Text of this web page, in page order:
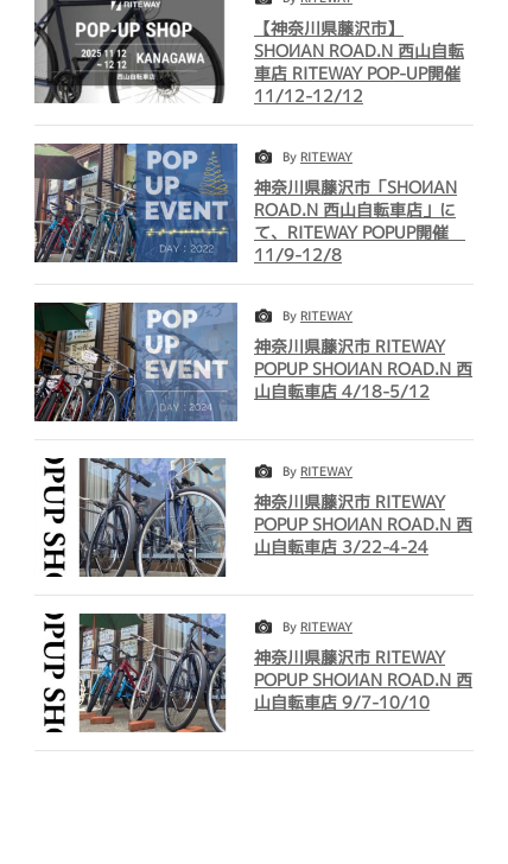
【神奈川県藤沢市】
SHOИAN ROAD.N 西山自転
車店 RITEWAY POP-UP開催
11/12-12/12
By RITEWAY
神奈川県藤沢市「SHOИAN
ROAD.N 西山自転車店」に
て、RITEWAY POPUP開催
11/9-12/8
By RITEWAY
神奈川県藤沢市 RITEWAY
POPUP SHOИAN ROAD.N 西
山自転車店 4/18-5/12
By RITEWAY
神奈川県藤沢市 RITEWAY
POPUP SHOИAN ROAD.N 西
山自転車店 3/22-4-24
By RITEWAY
神奈川県藤沢市 RITEWAY
POPUP SHOИAN ROAD.N 西
山自転車店 9/7-10/10